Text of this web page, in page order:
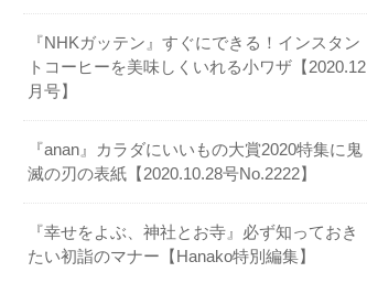
『NHKガッテン』すぐにできる！インスタン
トコーヒーを美味しくいれる小ワザ【2020.12
月号】
『anan』カラダにいいもの大賞2020特集に鬼
滅の刃の表紙【2020.10.28号No.2222】
『幸せをよぶ、神社とお寺』必ず知っておき
たい初詣のマナー【Hanako特別編集】